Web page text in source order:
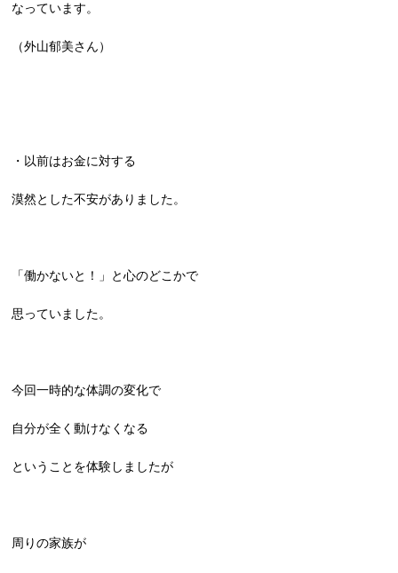
なっています。
（外山郁美さん）
・以前はお金に対する
漠然とした不安がありました。
「働かないと！」と心のどこかで
思っていました。
今回一時的な体調の変化で
自分が全く動けなくなる
ということを体験しましたが
周りの家族が